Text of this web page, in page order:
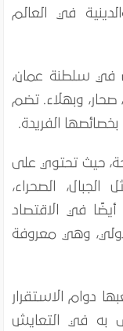
في العالم
في سلطنة عمان،
صحار، وبهلاء. تضم
الفريدة.
حيث تحتوي على
الصحراء،
في الاقتصاد
وهي معروفة
دوام الاستقرار
به في التعايش